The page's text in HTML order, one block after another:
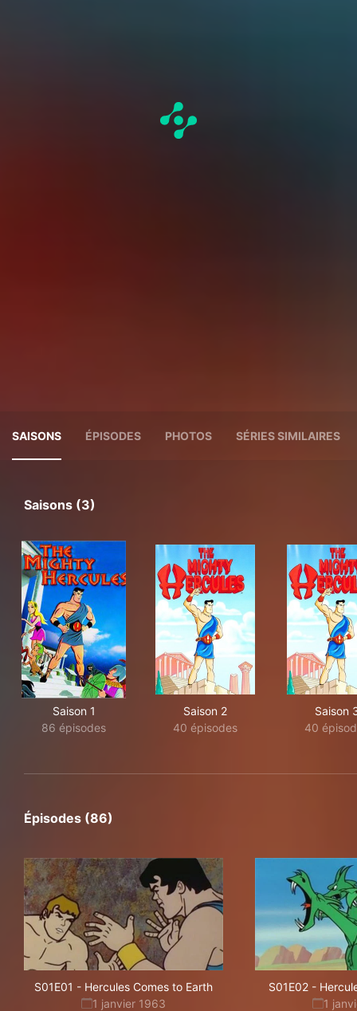
SAISONS ÉPISODES PHOTOS SÉRIES SIMILAIRES
Saisons (3)
Saison 1
86 épisodes
Saison 2
40 épisodes
Saison
40
Épisodes (86)
S01E01 - Hercules Comes to Earth
1 janvier 1963
S01E02-
1